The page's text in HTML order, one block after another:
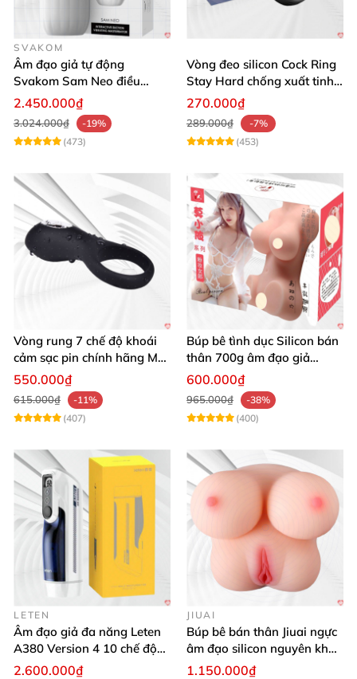
SVAKOM
Âm đạo giả tự động
Svakom Sam Neo điều
khiển app webcam cao cấp
2.450.000₫
3.024.000₫
-19%
(473)
Vòng đeo silicon Cock Ring
Stay Hard chống xuất tinh
sớm
270.000₫
289.000₫
-7%
(453)
Vòng rung 7 chế độ khoái
cảm sạc pin chính hãng Mỹ
cực phê
550.000₫
615.000₫
-11%
(407)
Búp bê tình dục Silicon bán
thân 700g âm đạo giả
nguyên khối giống thật
600.000₫
965.000₫
-38%
(400)
LETEN
Âm đạo giả đa năng Leten
A380 Version 4 10 chế độ
bú mút sục
2.600.000₫
JIUAI
Búp bê bán thân Jiuai ngực
âm đạo silicon nguyên khối
cao cấp
1.150.000₫